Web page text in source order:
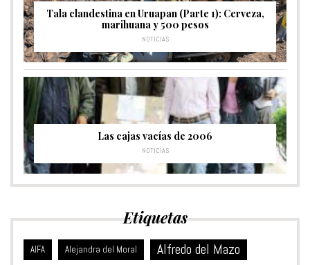
Tala clandestina en Uruapan (Parte 1): Cerveza,
marihuana y 500 pesos
NOTICIAS
Las cajas vacías de 2006
NOTICIAS
Etiquetas
AIFA Alejandra del Moral Alfredo del Mazo